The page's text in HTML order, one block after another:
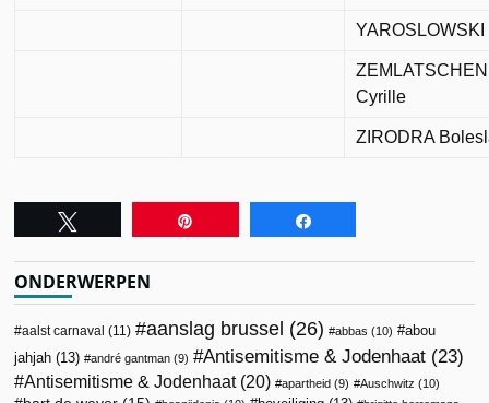
YAROSLOWSKI
Cyrille
ZIRODRA
ONDERWERPEN
aalst carnaval (11) aanslag brussel (26) abbas (10)
abou
jahjah (13) andré gantman (9) Antisemitisme & Jodenhaat (23)
Antisemitisme & Jodenhaat(20) apartheid (9) Auschwitz (10)